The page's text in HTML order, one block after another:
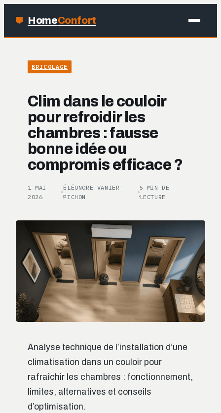
HomeConfort
JARDINAGE
DÉCO
BRICOLAGE
Clim dans le couloir
pour refroidir les
chambres : fausse
bonne idée ou
compromis efficace ?
1 MAI
2026
·
ÉLÉONORE VANIER-
PICHON
·
5 MIN DE
LECTURE
Analyse technique de l’installation d’une
climatisation dans un couloir pour
rafraîchir les chambres : fonctionnement,
limites, alternatives et conseils
d’optimisation.